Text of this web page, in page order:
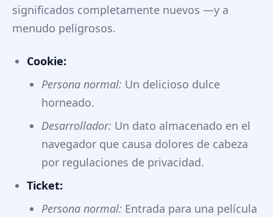
significados completamente nuevos —y a
menudo peligrosos.
Cookie:
Persona normal: Un delicioso dulce
horneado.
Desarrollador: Un dato almacenado en el
navegador que causa dolores de cabeza
por regulaciones de privacidad.
Ticket:
Persona normal: Entrada para una película